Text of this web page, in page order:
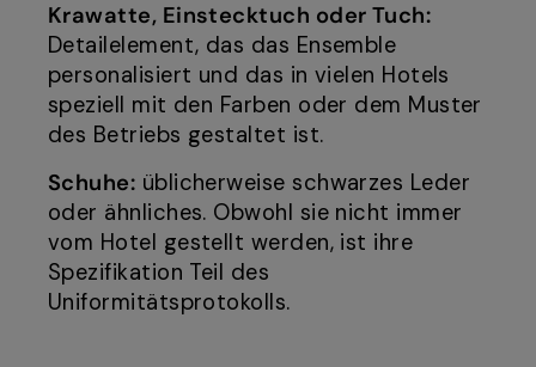
Krawatte, Einstecktuch oder Tuch:
Detailelement, das das Ensemble
personalisiert und das in vielen Hotels
speziell mit den Farben oder dem Muster
des Betriebs gestaltet ist.
Schuhe: üblicherweise schwarzes Leder
oder ähnliches. Obwohl sie nicht immer
vom Hotel gestellt werden, ist ihre
Spezifikation Teil des
Uniformitätsprotokolls.